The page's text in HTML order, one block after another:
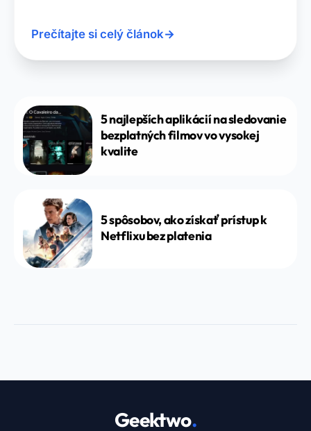
Prečítajte si celý článok→
5 najlepších aplikácií na sledovanie
bezplatných filmov vo vysokej
kvalite
5 spôsobov, ako získať prístup k
Netflixu bez platenia
Geektwo.